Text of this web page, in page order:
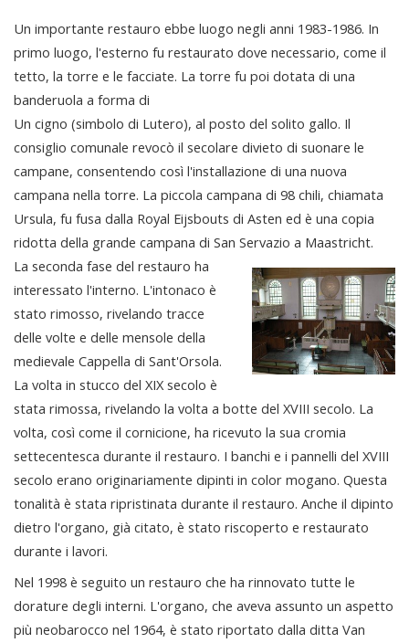
Un importante restauro ebbe luogo negli anni 1983-1986. In
primo luogo, l'esterno fu restaurato dove necessario, come il
tetto, la torre e le facciate. La torre fu poi dotata di una
banderuola a forma di
Un cigno (simbolo di Lutero), al posto del solito gallo. Il
consiglio comunale revocò il secolare divieto di suonare le
campane, consentendo così l'installazione di una nuova
campana nella torre. La piccola campana di 98 chili, chiamata
Ursula, fu fusa dalla Royal Eijsbouts di Asten ed è una copia
ridotta della grande campana di San Servazio a Maastricht.
La seconda fase del restauro ha
interessato l'interno. L'intonaco è
stato rimosso, rivelando tracce
delle volte e delle mensole della
medievale Cappella di Sant'Orsola.
La volta in stucco del XIX secolo è
stata rimossa, rivelando la volta a botte del XVIII secolo. La
volta, così come il cornicione, ha ricevuto la sua cromia
settecentesca durante il restauro. I banchi e i pannelli del XVIII
secolo erano originariamente dipinti in color mogano. Questa
tonalità è stata ripristinata durante il restauro. Anche il dipinto
dietro l'organo, già citato, è stato riscoperto e restaurato
durante i lavori.
Nel 1998 è seguito un restauro che ha rinnovato tutte le
dorature degli interni. L'organo, che aveva assunto un aspetto
più neobarocco nel 1964, è stato riportato dalla ditta Van